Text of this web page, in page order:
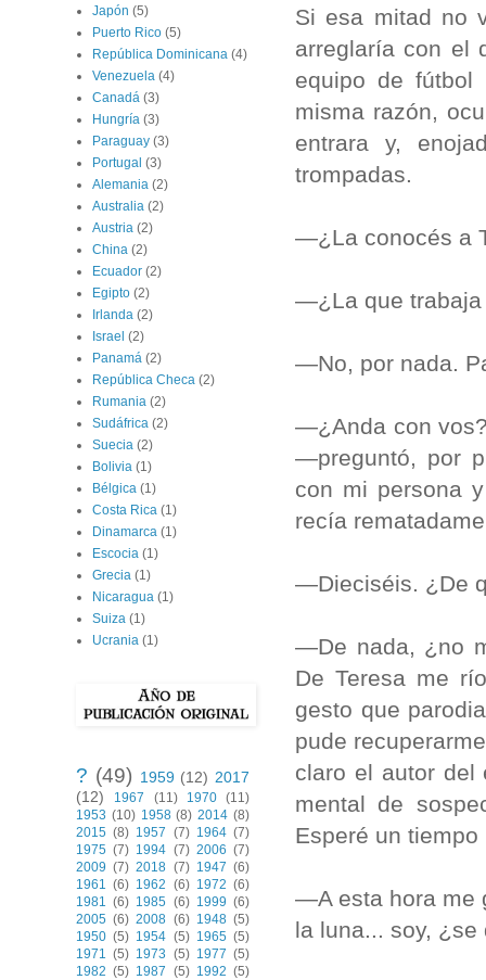
Si esa mitad no
arreglaría con el
equipo de
misma razón,
entrara y,
trompadas.
—¿La conocés a
—¿La que trabaja
—No, por nada.
—¿Anda con
—preguntó, por
con mi perso­na
recía
—Dieciséis. ¿De
—De nada, ¿no
De Teresa me
gesto que
pude
claro el autor del
mental de
Espe­ré un
—A esta hora me
la luna... soy,
Japón (5)
Puerto Rico (5)
República Dominicana (4)
Venezuela (4)
Canadá (3)
Hungría (3)
Paraguay (3)
Portugal (3)
Alemania (2)
Australia (2)
Austria (2)
China (2)
Ecuador (2)
Egipto (2)
Irlanda (2)
Israel (2)
Panamá (2)
República Checa (2)
Rumania (2)
Sudáfrica (2)
Suecia (2)
Bolivia (1)
Bélgica (1)
Costa Rica (1)
Dinamarca (1)
Escocia (1)
Grecia (1)
Nicaragua (1)
Suiza (1)
Ucrania (1)
? (49) 1959 (12) 2017
(12)
1967 (11) 1970 (11)
1953 (10) 1958 (8) 2014 (8)
2015 (8) 1957 (7) 1964 (7)
1975 (7) 1994 (7) 2006 (7)
2009 (7) 2018 (7) 1947 (6)
1961 (6) 1962 (6) 1972 (6)
1981 (6) 1985 (6) 1999 (6)
2005 (6) 2008 (6) 1948 (5)
1950 (5) 1954 (5) 1965 (5)
1971 (5) 1973 (5) 1977 (5)
1982 (5) 1987 (5) 1992 (5)